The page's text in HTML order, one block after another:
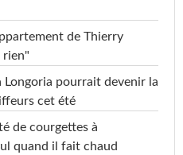
de Thierry
rien"
Longoria pourrait devenir la
cet été
de courgettes à
quand il fait chaud